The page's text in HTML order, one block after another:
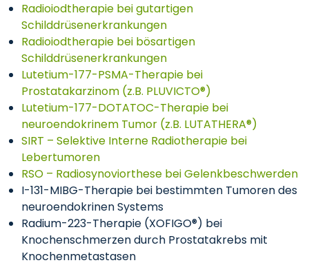
Radioiodtherapie bei gutartigen
Schilddrüsenerkrankungen
Radioiodtherapie bei bösartigen
Schilddrüsenerkrankungen
Lutetium-177-PSMA-Therapie bei
Prostatakarzinom (z.B. PLUVICTO®)
Lutetium-177-DOTATOC-Therapie bei
neuroendokrinem Tumor (z.B. LUTATHERA®)
SIRT – Selektive Interne Radiotherapie bei
Lebertumoren
RSO – Radiosynoviorthese bei Gelenkbeschwerden
I-131-MIBG-Therapie bei bestimmten Tumoren des
neuroendokrinen Systems
Radium-223-Therapie (XOFIGO®) bei
Knochenschmerzen durch Prostatakrebs mit
Knochenmetastasen